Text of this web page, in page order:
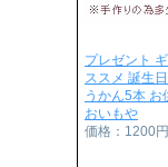
プレゼント
ススメ 誕生
うかん5本 お
おいもや
価格：1200